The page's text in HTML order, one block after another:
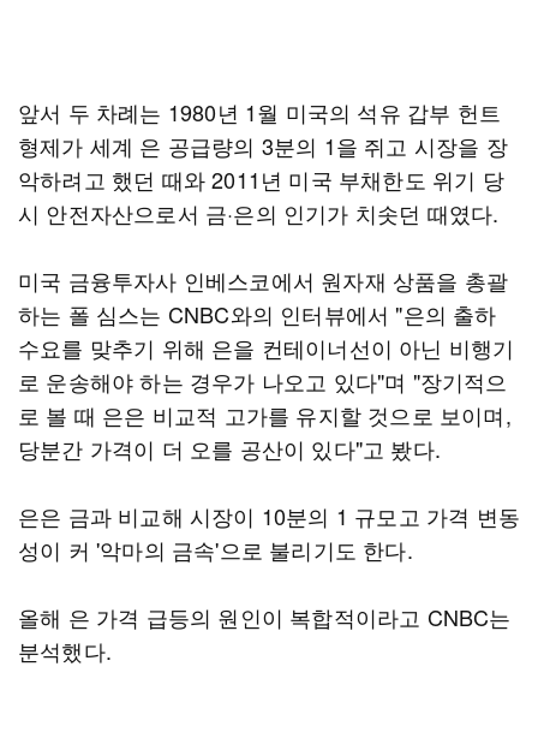
앞서 두 차례는 1980년 1월 미국의 석유 갑부 헌트
형제가 세계 은 공급량의 3분의 1을 쥐고 시장을 장
악하려고 했던 때와 2011년 미국 부채한도 위기 당
시 안전자산으로서 금·은의 인기가 치솟던 때였다.
미국 금융투자사 인베스코에서 원자재 상품을 총괄
하는 폴 심스는 CNBC와의 인터뷰에서 "은의 출하
수요를 맞추기 위해 은을 컨테이너선이 아닌 비행기
로 운송해야 하는 경우가 나오고 있다"며 "장기적으
로 볼 때 은은 비교적 고가를 유지할 것으로 보이며,
당분간 가격이 더 오를 공산이 있다"고 봤다.
은은 금과 비교해 시장이 10분의 1 규모고 가격 변동
성이 커 '악마의 금속'으로 불리기도 한다.
올해 은 가격 급등의 원인이 복합적이라고 CNBC는
분석했다.